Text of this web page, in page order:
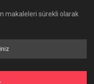
makaleleri sürekli olarak